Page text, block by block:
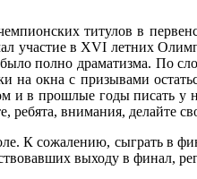
титулов в
участие в XVI летних
полно драматизма. По
на окна с призывами
и в прошлые годы писать у
ребята, внимания, делайте
К сожалению, сыграть в
выходу в финал,